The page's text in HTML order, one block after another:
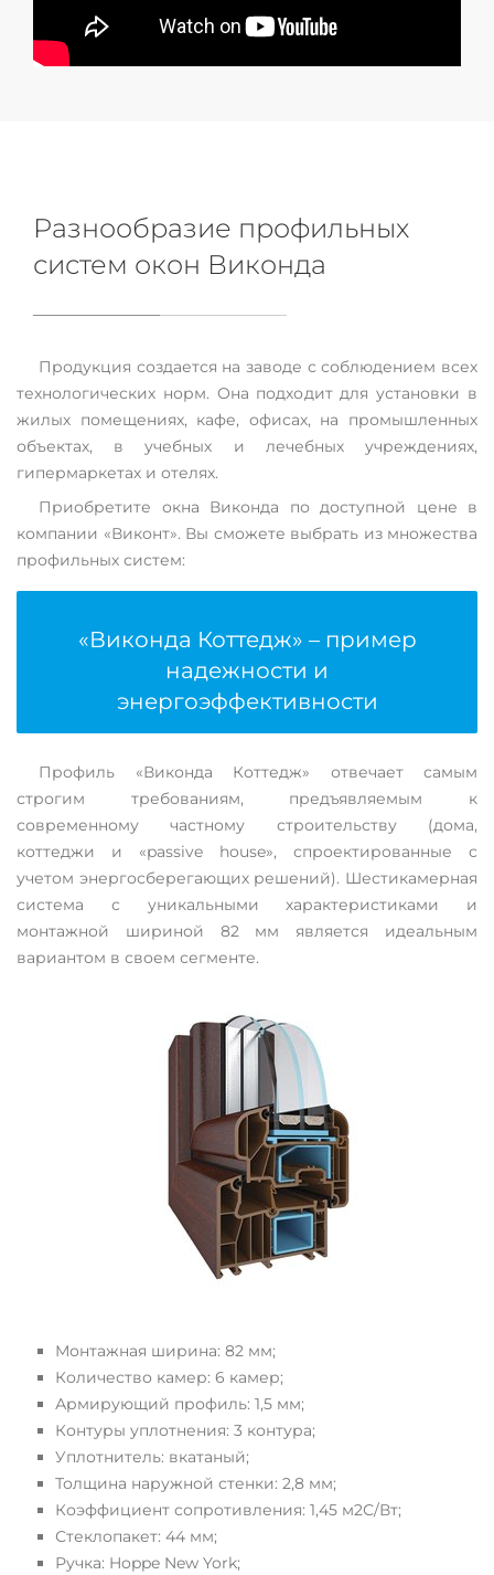
Разнообразие профильных
систем окон Виконда
Продукция создается на заводе с соблюдением всех
технологических норм. Она подходит для установки в
жилых помещениях, кафе, офисах, на промышленных
объектах, в учебных и лечебных учреждениях,
гипермаркетах и отелях.
Приобретите окна Виконда по доступной цене в
компании «Виконт». Вы сможете выбрать из множества
профильных систем:
«Виконда Коттедж» – пример
надежности и
энергоэффективности
Профиль «Виконда Коттедж» отвечает самым
строгим требованиям, предъявляемым к
современному частному строительству (дома,
коттеджи и «passive house», спроектированные с
учетом энергосберегающих решений). Шестикамерная
система с уникальными характеристиками и
монтажной шириной 82 мм является идеальным
вариантом в своем сегменте.
Монтажная ширина: 82 мм;
Количество камер: 6 камер;
Армирующий профиль: 1,5 мм;
Контуры уплотнения: 3 контура;
Уплотнитель: вкатаный;
Толщина наружной стенки: 2,8 мм;
Коэффициент сопротивления: 1,45 м2С/Вт;
Стеклопакет: 44 мм;
Ручка: Hoppe New York;